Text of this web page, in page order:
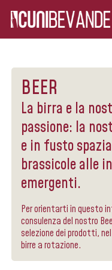
BEER
La birra e la
passione: la
e in fusto
brassicole alle
emergenti.
Per orientarti in questo
consulenza del nostro
selezione dei prodotti,
birre a rotazione.